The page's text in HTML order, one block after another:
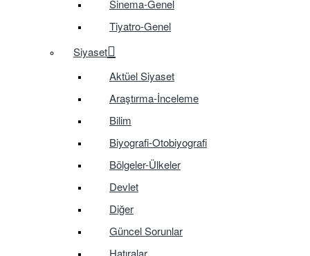
Sinema-Genel
Tiyatro-Genel
Siyaset
Aktüel Siyaset
Araştırma-İnceleme
Bilim
Biyografi-Otobiyografi
Bölgeler-Ülkeler
Devlet
Diğer
Güncel Sorunlar
Hatıralar